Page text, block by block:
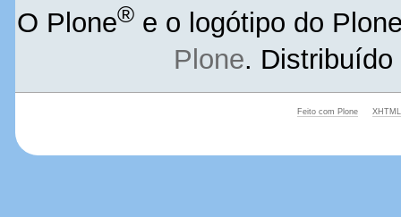
O Plone® e o logótipo do
Plone.
Feito com Plone